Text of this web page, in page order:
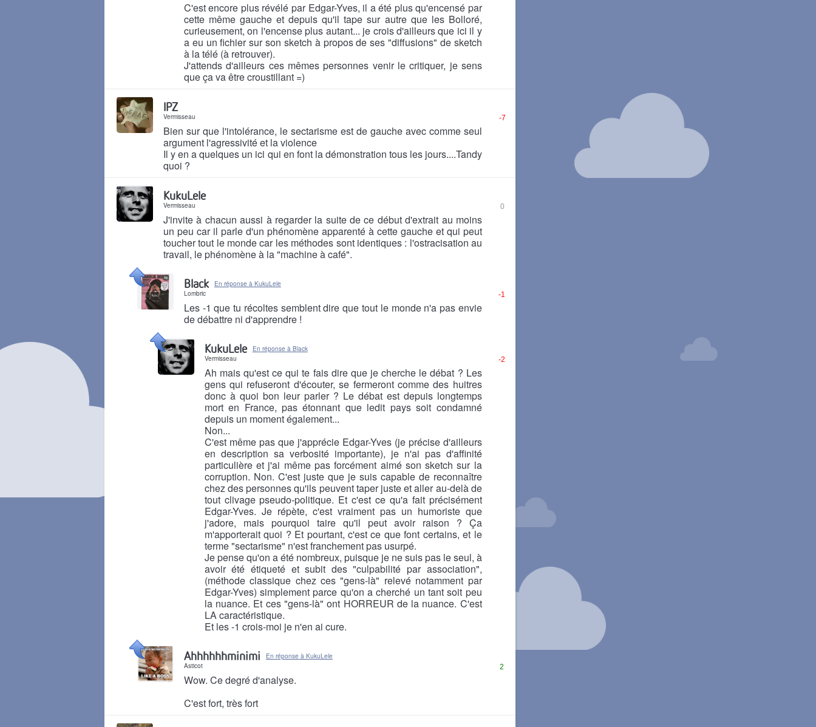
C'est encore plus révélé par Edgar-Yves, il a été plus qu'encensé par
cette même gauche et depuis qu'il tape sur autre que les Bolloré,
curieusement, on l'encense plus autant... je crois d'ailleurs que ici il y
a eu un fichier sur son sketch à propos de ses "diffusions" de sketch
à la télé (à retrouver).
J'attends d'ailleurs ces mêmes personnes venir le critiquer, je sens
que ça va être croustillant =)
-7
IPZ
Vermisseau
Bien sur que l'intolérance, le sectarisme est de gauche avec comme seul
argument l'agressivité et la violence
Il y en a quelques un ici qui en font la démonstration tous les jours....Tandy
quoi ?
0
KukuLele
Vermisseau
J'invite à chacun aussi à regarder la suite de ce début d'extrait au moins
un peu car il parle d'un phénomène apparenté à cette gauche et qui peut
toucher tout le monde car les méthodes sont identiques : l'ostracisation au
travail, le phénomène à la "machine à café".
Il y a 8 mois
-1
Black
En réponse à KukuLele
Lombric
Les -1 que tu récoltes semblent dire que tout le monde n'a pas envie
de débattre ni d'apprendre !
Il y a 8 mois
-2
KukuLele
En réponse à Black
Vermisseau
Ah mais qu'est ce qui te fais dire que je cherche le débat ? Les
gens qui refuseront d'écouter, se fermeront comme des huitres
donc à quoi bon leur parler ? Le débat est depuis longtemps
mort en France, pas étonnant que ledit pays soit condamné
depuis un moment également...
Non...
C'est même pas que j'apprécie Edgar-Yves (je précise d'ailleurs
en description sa verbosité importante), je n'ai pas d'affinité
particulière et j'ai même pas forcément aimé son sketch sur la
corruption. Non. C'est juste que je suis capable de reconnaître
chez des personnes qu'ils peuvent taper juste et aller au-delà de
tout clivage pseudo-politique. Et c'est ce qu'a fait précisément
Edgar-Yves. Je répète, c'est vraiment pas un humoriste que
j'adore, mais pourquoi taire qu'il peut avoir raison ? Ça
m'apporterait quoi ? Et pourtant, c'est ce que font certains, et le
terme "sectarisme" n'est franchement pas usurpé.
Je pense qu'on a été nombreux, puisque je ne suis pas le seul, à
avoir été étiqueté et subit des "culpabilité par association",
(méthode classique chez ces "gens-là" relevé notamment par
Edgar-Yves) simplement parce qu'on a cherché un tant soit peu
la nuance. Et ces "gens-là" ont HORREUR de la nuance. C'est
LA caractéristique.
Et les -1 crois-moi je n'en ai cure.
Il y a 8 mois
2
Ahhhhhhminimi
En réponse à KukuLele
Asticot
Wow. Ce degré d'analyse.
C'est fort, très fort